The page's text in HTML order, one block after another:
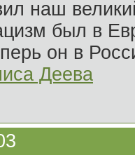
наш
был в
он в
Деева